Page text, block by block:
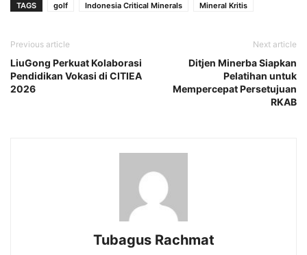
TAGS golf Indonesia Critical Minerals Mineral Kritis
Previous article
LiuGong Perkuat Kolaborasi
Pendidikan Vokasi di CITIEA
2026
Next article
Ditjen Minerba Siapkan
Pelatihan untuk
Mempercepat Persetujuan
RKAB
Tubagus Rachmat